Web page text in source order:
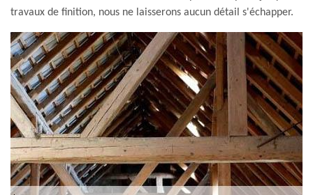
travaux de finition, nous ne laisserons aucun détail s'échapper.